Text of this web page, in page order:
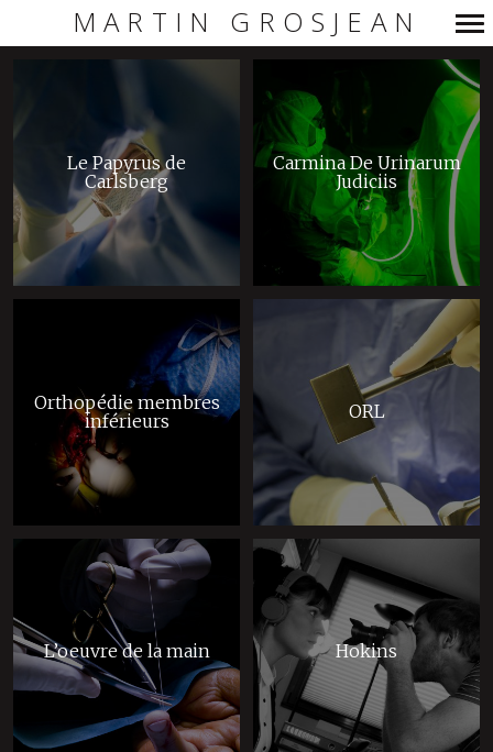
Navigation
principale
MARTIN GROSJEAN
Le Papyrus de
Carlsberg
Carmina De Urinarum
Judiciis
Orthopédie membres
inférieurs
ORL
L’oeuvre de la main Hokins